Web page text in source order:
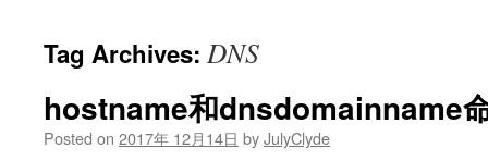
Tag Archives: DNS
hostname和dnsdomainname
Posted on 2017年 12月14日 byJulyClyde